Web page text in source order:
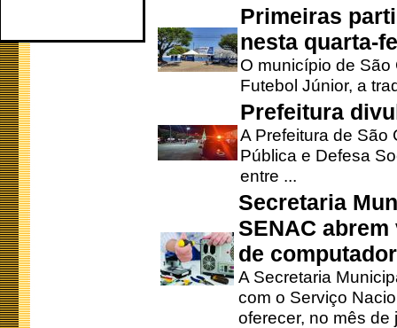
Primeiras
nesta quarta-
O município de
Futebol Júnior, a
Prefeitura
A Prefeitura de São
Pública e Defesa
entre ...
Secretaria
SENAC
de
A Secretaria
com o Serviço
oferecer, no mês de